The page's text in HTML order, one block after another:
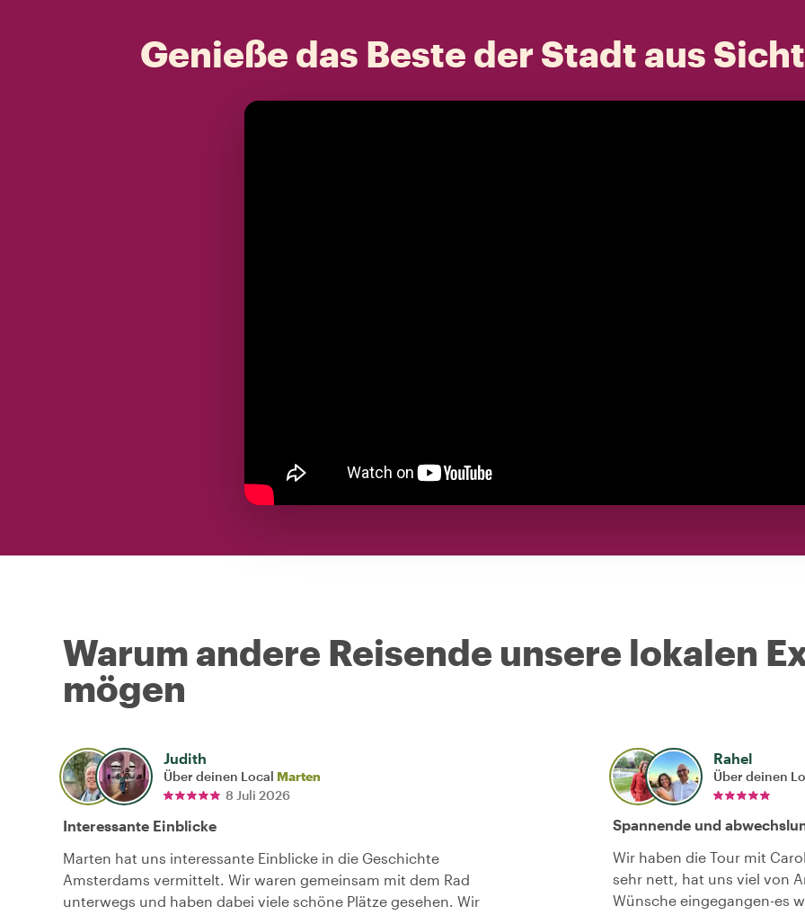
Genieße das Beste der Stadt aus
Warum andere Reisende unsere lokalen
mögen
Judith
Über deinen Local Marten
8 Juli 2026
Interessante Einblicke
Marten hat uns interessante Einblicke in die Geschichte
Amsterdams vermittelt. Wir waren gemeinsam mit dem Rad
unterwegs und haben dabei viele schöne Plätze gesehen. Wir
Rahel
Über deinen
Spannende und
Wir haben die Tour mit
sehr nett, hat uns viel von
Wünsche eingegangen-es